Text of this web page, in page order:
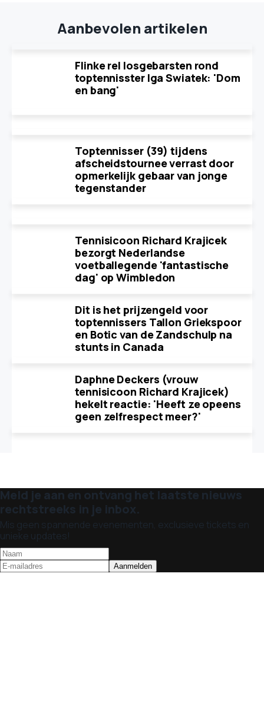
Aanbevolen artikelen
Flinke rel losgebarsten rond
toptennisster Iga Swiatek: 'Dom
en bang'
Toptennisser (39) tijdens
afscheidstournee verrast door
opmerkelijk gebaar van jonge
tegenstander
Tennisicoon Richard Krajicek
bezorgt Nederlandse
voetballegende 'fantastische
dag' op Wimbledon
Dit is het prijzengeld voor
toptennissers Tallon Griekspoor
en Botic van de Zandschulp na
stunts in Canada
Daphne Deckers (vrouw
tennisicoon Richard Krajicek)
hekelt reactie: 'Heeft ze opeens
geen zelfrespect meer?'
Meld je aan en ontvang het laatste nieuws
rechtstreeks in je inbox.
Mis geen spannende evenementen, exclusieve tickets en
unieke updates!